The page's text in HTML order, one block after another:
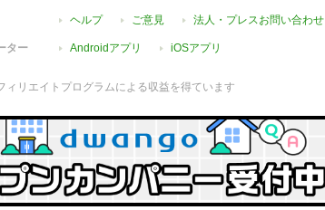
ヘルプ ご意見 法人・プレスお問い合わせ
ター Androidアプリ iOSアプリ
ィリエイトプログラムによる収益を得ています